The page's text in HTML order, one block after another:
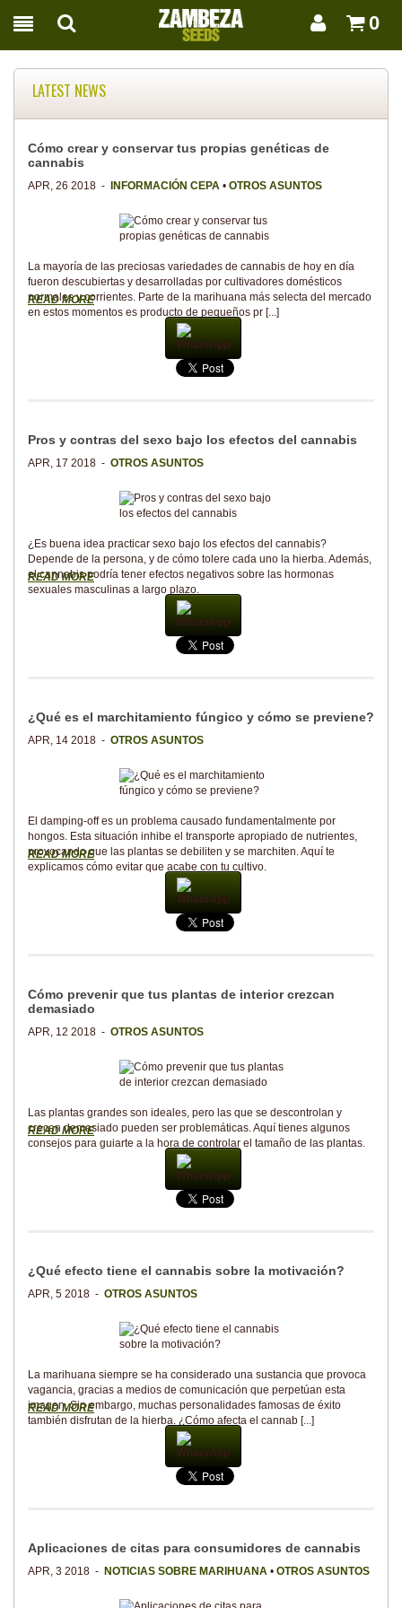
0
LATEST NEWS
Cómo crear y conservar tus propias genéticas de
cannabis
APR, 26 2018 - INFORMACIÓN CEPA • OTROS ASUNTOS
La mayoría de las preciosas variedades de cannabis de hoy en día
fueron descubiertas y desarrolladas por cultivadores domésticos
normales y corrientes. Parte de la marihuana más selecta del mercado
en estos momentos es producto de pequeños pr [...]
READ MORE
WhatsApp
Pros y contras del sexo bajo los efectos del cannabis
APR, 17 2018 - OTROS ASUNTOS
¿Es buena idea practicar sexo bajo los efectos del cannabis?
Depende de la persona, y de cómo tolere cada uno la hierba. Además,
el cannabis podría tener efectos negativos sobre las hormonas
sexuales masculinas a largo plazo.
READ MORE
WhatsApp
¿Qué es el marchitamiento fúngico y cómo se previene?
APR, 14 2018 - OTROS ASUNTOS
El damping-off es un problema causado fundamentalmente por
hongos. Esta situación inhibe el transporte apropiado de nutrientes,
provocando que las plantas se debiliten y se marchiten. Aquí te
explicamos cómo evitar que acabe con tu cultivo.
READ MORE
WhatsApp
Cómo prevenir que tus plantas de interior crezcan
demasiado
APR, 12 2018 - OTROS ASUNTOS
Las plantas grandes son ideales, pero las que se descontrolan y
crecen demasiado pueden ser problemáticas. Aquí tienes algunos
consejos para guiarte a la hora de controlar el tamaño de las plantas.
READ MORE
WhatsApp
¿Qué efecto tiene el cannabis sobre la motivación?
APR, 5 2018 - OTROS ASUNTOS
La marihuana siempre se ha considerado una sustancia que provoca
vagancia, gracias a medios de comunicación que perpetúan esta
imagen. Sin embargo, muchas personalidades famosas de éxito
también disfrutan de la hierba. ¿Cómo afecta el cannab [...]
READ MORE
WhatsApp
Aplicaciones de citas para consumidores de cannabis
APR, 3 2018 - NOTICIAS SOBRE MARIHUANA • OTROS ASUNTOS